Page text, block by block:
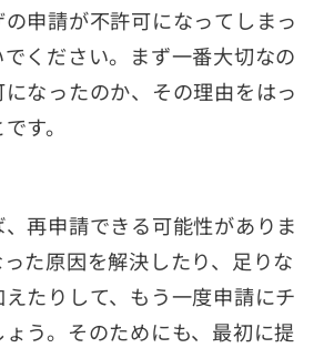
申請が不許可になってしまっ
ください。まず一番大切なの
なったのか、その理由をはっ
す。
再申請できる可能性がありま
た原因を解決したり、足りな
たりして、もう一度申請にチ
う。そのためにも、最初に提